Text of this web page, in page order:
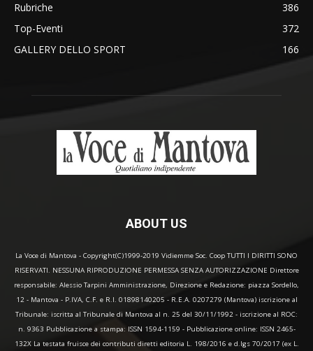
Rubriche
386
Top-Eventi
372
GALLERY DELLO SPORT
166
ABOUT US
La Voce di Mantova - Copyright(C)1999-2019 Vidiemme Soc. Coop TUTTI I DIRITTI SONO
RISERVATI. NESSUNA RIPRODUZIONE PERMESSA SENZA AUTORIZZAZIONE Direttore
responsabile: Alessio Tarpini Amministrazione, Direzione e Redazione: piazza Sordello,
12 - Mantova - P.IVA, C.F. e R.I. 01898140205 - R.E.A. 0207279 (Mantova) iscrizione al
Tribunale: iscritta al Tribunale di Mantova al n. 25 del 30/11/1992 - iscrizione al ROC:
n. 9363 Pubblicazione a stampa: ISSN 1594-1159 - Pubblicazione online: ISSN 2465-
132X La testata fruisce dei contributi diretti editoria L. 198/2016 e d.lgs 70/2017 (ex L.